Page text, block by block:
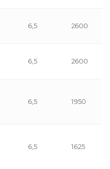
6,5 2600
6,5 2600
6,5 1950
6,5 1625